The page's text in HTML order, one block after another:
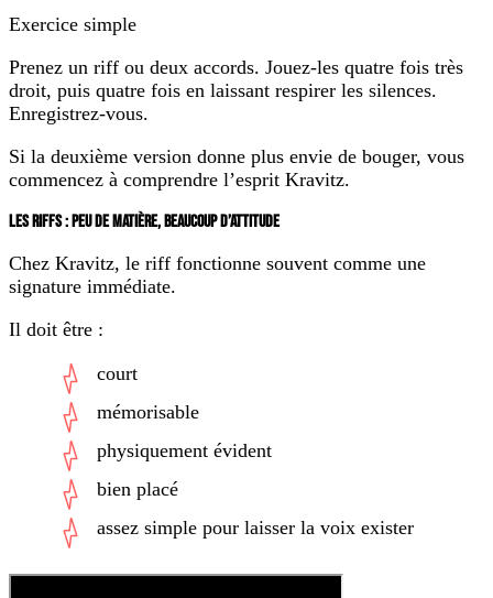
Exercice simple
Prenez un riff ou deux accords. Jouez-les quatre fois très
droit, puis quatre fois en laissant respirer les silences.
Enregistrez-vous.
Si la deuxième version donne plus envie de bouger, vous
commencez à comprendre l’esprit Kravitz.
LES RIFFS : PEU DE MATIÈRE, BEAUCOUP D’ATTITUDE
Chez Kravitz, le riff fonctionne souvent comme une
signature immédiate.
Il doit être :
court
mémorisable
physiquement évident
bien placé
assez simple pour laisser la voix exister